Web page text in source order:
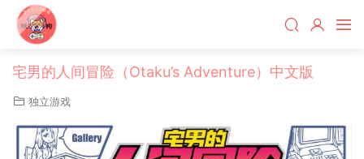
宅男的人间冒险（Otaku’s Adventure）中文版
独立游戏